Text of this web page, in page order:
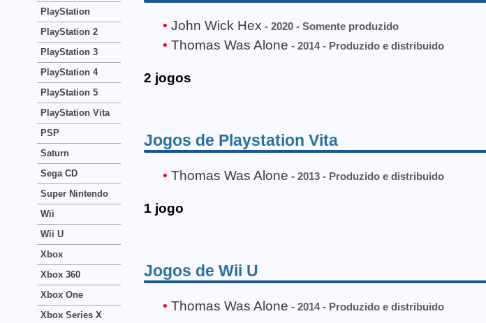
John Wick Hex - 2020 - Somente produzido
Thomas Was Alone - 2014 - Produzido e distribuido
2 jogos
Jogos de Playstation Vita
Thomas Was Alone - 2013 - Produzido e distribuido
1 jogo
Jogos de Wii U
Thomas Was Alone - 2014 - Produzido e distribuido
PlayStation
PlayStation 2
PlayStation 3
PlayStation 4
PlayStation 5
PlayStation Vita
PSP
Saturn
Sega CD
Super Nintendo
Wii
Wii U
Xbox
Xbox 360
Xbox One
Xbox Series X